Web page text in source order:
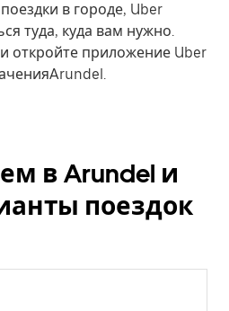
в городе, Uber
туда, куда вам нужно.
откройте приложение Uber
в Arundel и
поездок